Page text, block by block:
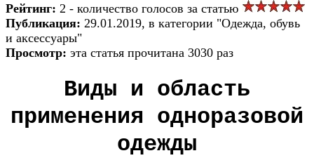
Рейтинг: 2 - количество голосов за статью
Публикация: 29.01.2019, в категории "Одежда, обувь
и аксессуары"
Просмотр: эта статья прочитана 3030 раз
Виды и область
применения одноразовой
одежды